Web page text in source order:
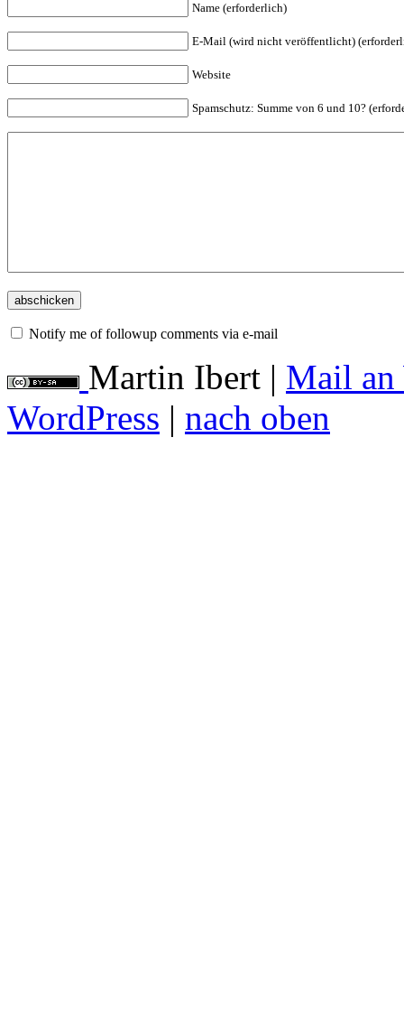
Name (erforderlich)
E-Mail (wird nicht veröffentlicht)
Website
Spamschutz: Summe von 6 und 10?
Notify me of followup comments via e-mail
Martin Ibert | Mail an
WordPress | nach oben